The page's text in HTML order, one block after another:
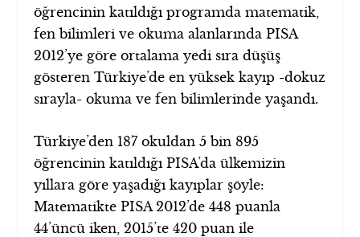
öğrencinin katıldığı programda matematik,
fen bilimleri ve okuma alanlarında PISA
2012’ye göre ortalama yedi sıra düşüş
gösteren Türkiye’de en yüksek kayıp -dokuz
sırayla- okuma ve fen bilimlerinde yaşandı.
Türkiye’den 187 okuldan 5 bin 895
öğrencinin katıldığı PISA’da ülkemizin
yıllara göre yaşadığı kayıplar şöyle:
Matematikte PISA 2012’de 448 puanla
44’üncü iken, 2015’te 420 puan ile